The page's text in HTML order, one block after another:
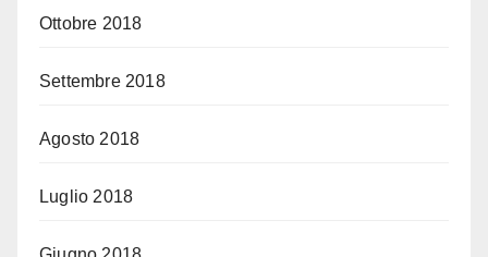
Ottobre 2018
Settembre 2018
Agosto 2018
Luglio 2018